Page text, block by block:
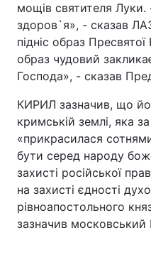
мощів святителя Луки.
здоров`я», - сказав
підніс образ
образ чудовий
Господа», - сказав
КИРИЛ зазначив, що
кримській землі, яка
«прикрасилася
бути серед народу
захисті російської
на захисті єдності
рівноапостольного
зазначив московський